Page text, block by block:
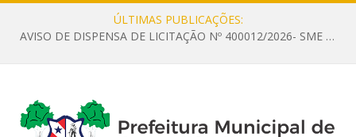
ÚLTIMAS PUBLICAÇÕES:
AVISO DE DISPENSA DE LICITAÇÃO Nº 400012/2026- SME – CONTRATAÇÃO DE EMPRESA ESPECIALIZADA PARA LOCAÇÃO DE ÔNIBUS EXECUTIVO COM CAPACIDADE DE 60 (SESSENTA) POLTRONAS, PARA TRANSPORTAR PROFESSORES RESPONSÁVEIS E ALUNOS PARA BRASÍLIA, COM SAÍDA DIA 10/08/2026 E RETORNO DIA 14/08/2026